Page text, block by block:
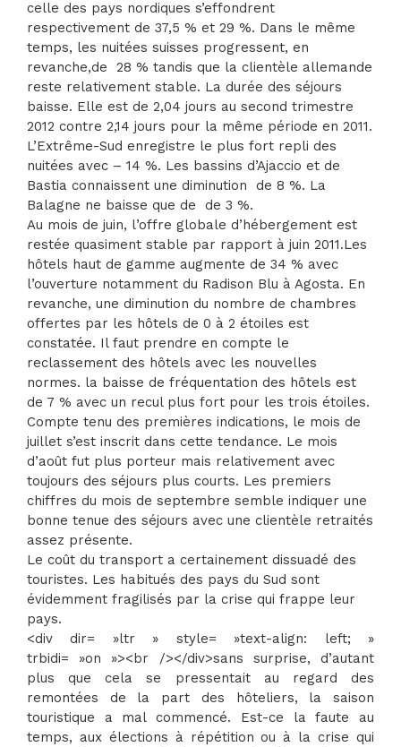
celle des pays nordiques s’effondrent
respectivement de 37,5 % et 29 %. Dans le même
temps, les nuitées suisses progressent, en
revanche,de 28 % tandis que la clientèle allemande
reste relativement stable. La durée des séjours
baisse. Elle est de 2,04 jours au second trimestre
2012 contre 2,14 jours pour la même période en 2011.
L’Extrême-Sud enregistre le plus fort repli des
nuitées avec – 14 %. Les bassins d’Ajaccio et de
Bastia connaissent une diminution de 8 %. La
Balagne ne baisse que de de 3 %.
Au mois de juin, l’offre globale d’hébergement est
restée quasiment stable par rapport à juin 2011.Les
hôtels haut de gamme augmente de 34 % avec
l’ouverture notamment du Radison Blu à Agosta. En
revanche, une diminution du nombre de chambres
offertes par les hôtels de 0 à 2 étoiles est
constatée. Il faut prendre en compte le
reclassement des hôtels avec les nouvelles
normes. la baisse de fréquentation des hôtels est
de 7 % avec un recul plus fort pour les trois étoiles.
Compte tenu des premières indications, le mois de
juillet s’est inscrit dans cette tendance. Le mois
d’août fut plus porteur mais relativement avec
toujours des séjours plus courts. Les premiers
chiffres du mois de septembre semble indiquer une
bonne tenue des séjours avec une clientèle retraités
assez présente.
Le coût du transport a certainement dissuadé des
touristes. Les habitués des pays du Sud sont
évidemment fragilisés par la crise qui frappe leur
pays.
<div dir= »ltr » style= »text-align: left; »
trbidi= »on »><br /></div>sans surprise, d’autant
plus que cela se pressentait au regard des
remontées de la part des hôteliers, la saison
touristique a mal commencé. Est-ce la faute au
temps, aux élections à répétition ou à la crise qui